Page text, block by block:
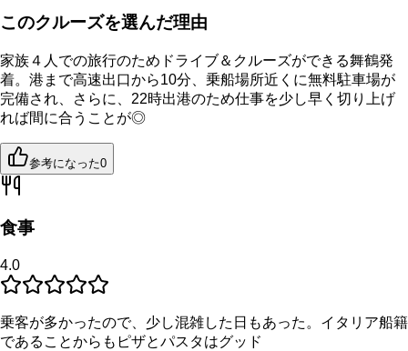
このクルーズを選んだ理由
家族４人での旅行のためドライブ＆クルーズができる舞鶴発
着。港まで高速出口から10分、乗船場所近くに無料駐車場が
完備され、さらに、22時出港のため仕事を少し早く切り上げ
れば間に合うことが◎
参考になった0
食事
4.0
乗客が多かったので、少し混雑した日もあった。イタリア船籍
であることからもピザとパスタはグッド